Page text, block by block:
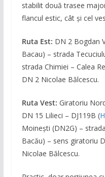
stabilit două trasee
flancul estic, cât și cel
Ruta Est: DN 2 Bogdan
Bacau) – strada
strada Chimiei – Calea
DN 2 Nicolae Bălcescu.
Ruta Vest: Giratoriu
DN 15 Lilieci – DJ119B (
Moinești (DN2G) –
Bacău) – sens giratoriu
Nicolae Bălcescu.